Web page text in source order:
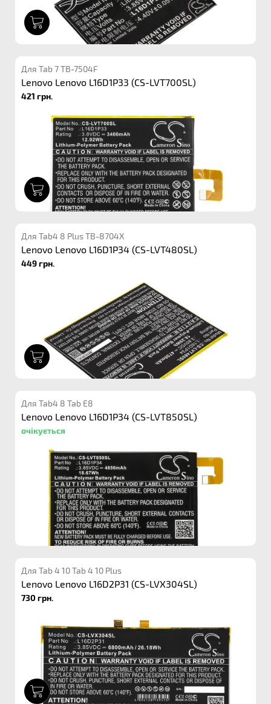
Для Tab 7 TB-7504F
Lenovo Lenovo L16D1P33 (CS-LVT700SL)
421 грн.
Для Tab4 8 Plus TB-8704X
Lenovo Lenovo L16D1P34 (CS-LVT480SL)
449 грн.
Для Tab4 8 Tab E8
Lenovo Lenovo L16D1P34 (CS-LVT850SL)
очікується
Для Tab 4 10 Tab 4 10 Plus
Lenovo Lenovo L16D2P31 (CS-LVX304SL)
730 грн.